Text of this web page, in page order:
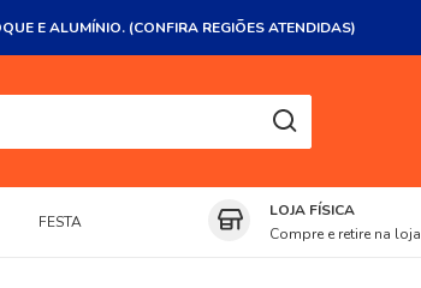
E ALUMÍNIO. (CONFIRA REGIÕES ATENDIDAS)
FESTA
LOJA FÍSICA
Compre e retire na loja